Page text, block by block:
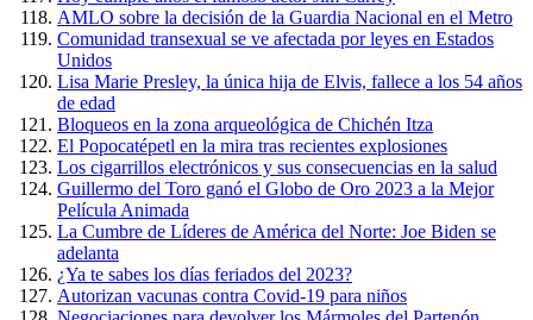
AMLO sobre la decisión de la Guardia Nacional en el Metro
Comunidad transexual se ve afectada por leyes en Estados
Unidos
Lisa Marie Presley, la única hija de Elvis, fallece a los 54 años
de edad
Bloqueos en la zona arqueológica de Chichén Itza
El Popocatépetl en la mira tras recientes explosiones
Los cigarrillos electrónicos y sus consecuencias en la salud
Guillermo del Toro ganó el Globo de Oro 2023 a la Mejor
Película Animada
La Cumbre de Líderes de América del Norte: Joe Biden se
adelanta
¿Ya te sabes los días feriados del 2023?
Autorizan vacunas contra Covid-19 para niños